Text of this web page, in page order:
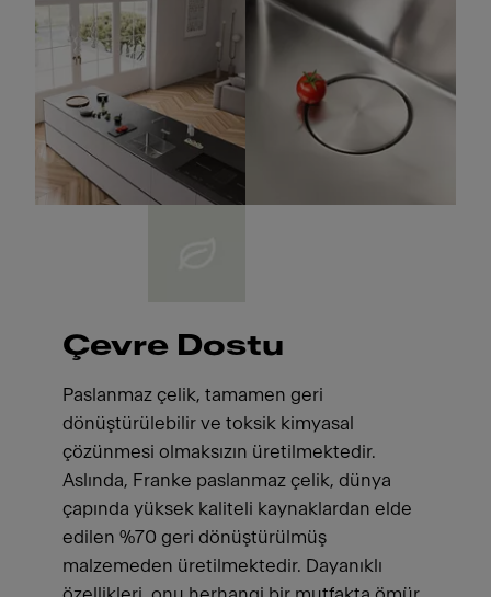
Çevre Dostu
Paslanmaz çelik, tamamen geri
dönüştürülebilir ve toksik kimyasal
çözünmesi olmaksızın üretilmektedir.
Aslında, Franke paslanmaz çelik, dünya
çapında yüksek kaliteli kaynaklardan elde
edilen %70 geri dönüştürülmüş
malzemeden üretilmektedir. Dayanıklı